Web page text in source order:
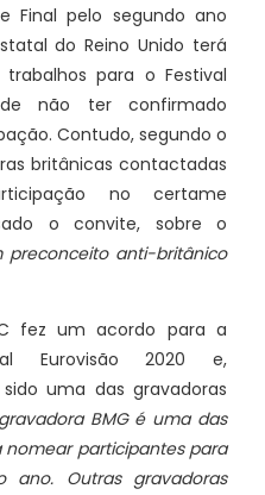
Final pelo segundo ano
do Reino Unido terá
para o Festival
de não ter confirmado
Contudo, segundo o
britânicas contactadas
no certame
o convite, sobre o
preconceito anti-britânico
fez um acordo para a
Eurovisão 2020 e,
uma das gravadoras
BMG é uma das
participantes para
ano. Outras gravadoras